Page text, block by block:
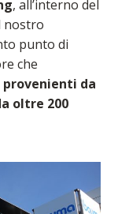
, all’interno del
nostro
punto di
che
provenienti da
oltre 200